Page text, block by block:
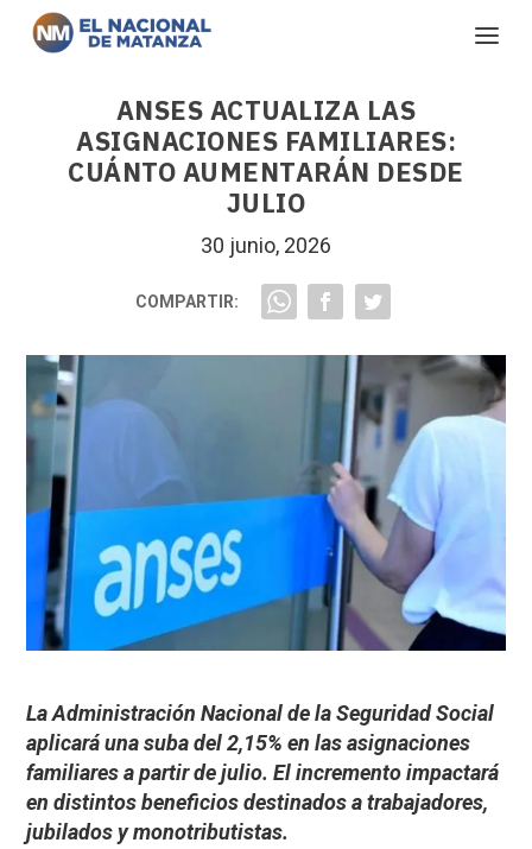
ANSES ACTUALIZA LAS
ASIGNACIONES FAMILIARES:
CUÁNTO AUMENTARÁN DESDE
JULIO
30 junio, 2026
COMPARTIR:
La Administración Nacional de la Seguridad Social
aplicará una suba del 2,15% en las asignaciones
familiares a partir de julio. El incremento impactará
en distintos beneficios destinados a trabajadores,
jubilados y monotributistas.